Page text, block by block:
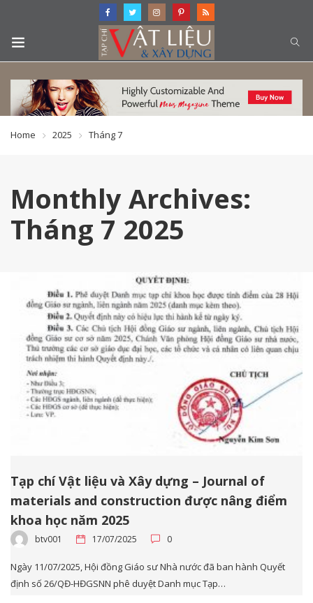
Home 2025 Tháng 7
Monthly Archives:
Tháng 7 2025
Tạp chí Vật liệu và Xây dựng – Journal of
materials and construction được nâng điểm
khoa học năm 2025
btv001 17/07/2025 0
Ngày 11/07/2025, Hội đồng Giáo sư Nhà nước đã ban hành Quyết
định số 26/QĐ-HĐGSNN phê duyệt Danh mục Tạp…